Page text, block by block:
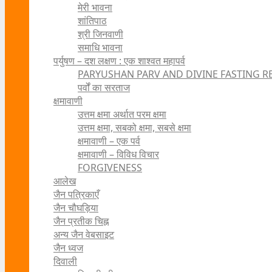
मेरी भावना
शांतिपाठ
श्री जिनवाणी
समाधि भावना
पर्युषण – दश लक्षण : एक शाश्वत महापर्व
PARYUSHAN PARV AND DIVINE FASTING
पर्वों का सरताज
क्षमावाणी
उत्तम क्षमा अर्थात परम क्षमा
उत्तम क्षमा, सबको क्षमा, सबसे क्षमा
क्षमावाणी – एक पर्व
क्षमावाणी – विविध विचार
FORGIVENESS
आलेख
जैन पत्रिकाएँ
जैन चौघड़िया
जैन प्रतीक चिह्न
अन्य जैन वेबसाइट
जैन ध्वज
दिवाली